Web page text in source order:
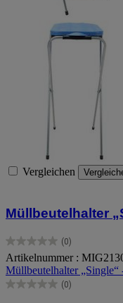
Vergleichen
Müllbeutelhalter
(0)
0.0
von
5
Sternen.
Artikelnummer :
Müllbeutelhalter „Single“
(0)
0.0